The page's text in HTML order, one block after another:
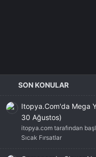
SON KONULAR
Itopya.Com'da Mega
30 Ağustos)
itopya.com tarafından
Sıcak Fırsatlar